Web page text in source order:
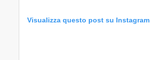
Visualizza questo post su Instagram